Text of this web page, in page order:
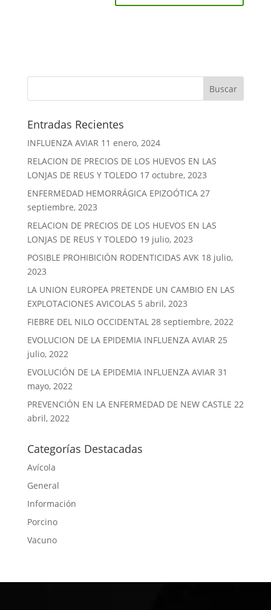
Entradas Recientes
INFLUENZA AVIAR 11 enero, 2024
RELACION DE PRECIOS DE LOS HUEVOS EN LAS
LONJAS DE REUS Y TOLEDO 17 octubre, 2023
ENFERMEDAD HEMORRÁGICA EPIZOÓTICA 27
septiembre, 2023
RELACION DE PRECIOS DE LOS HUEVOS EN LAS
LONJAS DE REUS Y TOLEDO 19 julio, 2023
POSIBLE PROHIBICIÓN RODENTICIDAS AVK 18 julio,
2023
LA UNION EUROPEA PRETENDE UN CAMBIO EN LAS
EXPLOTACIONES AVICOLAS 5 abril, 2023
FIEBRE DEL NILO OCCIDENTAL 28 septiembre, 2022
EVOLUCION DE LA EPIDEMIA INFLUENZA AVIAR 25
julio, 2022
EVOLUCIÓN DE LA EPIDEMIA INFLUENZA AVIAR 31
mayo, 2022
PREVENCIÓN EN LA ENFERMEDAD DE NEW CASTLE 22
abril, 2022
Categorías Destacadas
Avícola
General
Información
Porcino
Vacuno